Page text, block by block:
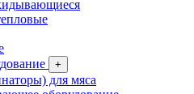
+
для мяса